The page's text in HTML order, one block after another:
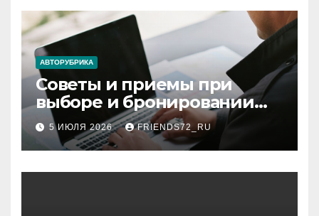
АВТОРУБРИКА
Советы и приемы при
выборе и бронировании
авиабилетов
5 ИЮЛЯ 2026 FRIENDS72_RU